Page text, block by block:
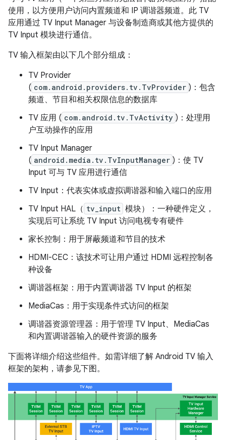
使用，以方便用户访问内置频道和 IP 调谐器频道。此 TV
应用通过 TV Input Manager 与设备制造商或其他方提供的
TV Input 模块进行通信。
TV 输入框架由以下几个部分组成：
TV Provider
( com.android.providers.tv.TvProvider )：包含
频道、节目和相关权限信息的数据库
TV 应用 ( com.android.tv.TvActivity )：处理用
户互动操作的应用
TV Input Manager
( android.media.tv.TvInputManager )：使 TV
Input 可与 TV 应用进行通信
TV Input：代表实体或虚拟调谐器和输入端口的应用
TV Input HAL（ tv_input 模块）：一种硬件定义，
实现后可让系统 TV Input 访问电视专有硬件
家长控制：用于屏蔽频道和节目的技术
HDMI-CEC：该技术可让用户通过 HDMI 远程控制各
种设备
调谐器框架：用于内置调谐器 TV Input 的框架
MediaCas：用于实现条件式访问的框架
调谐器资源管理器：用于管理 TV Input、MediaCas
和内置调谐器输入的硬件资源的服务
下面将详细介绍这些组件。如需详细了解 Android TV 输入
框架的架构，请参见下图。